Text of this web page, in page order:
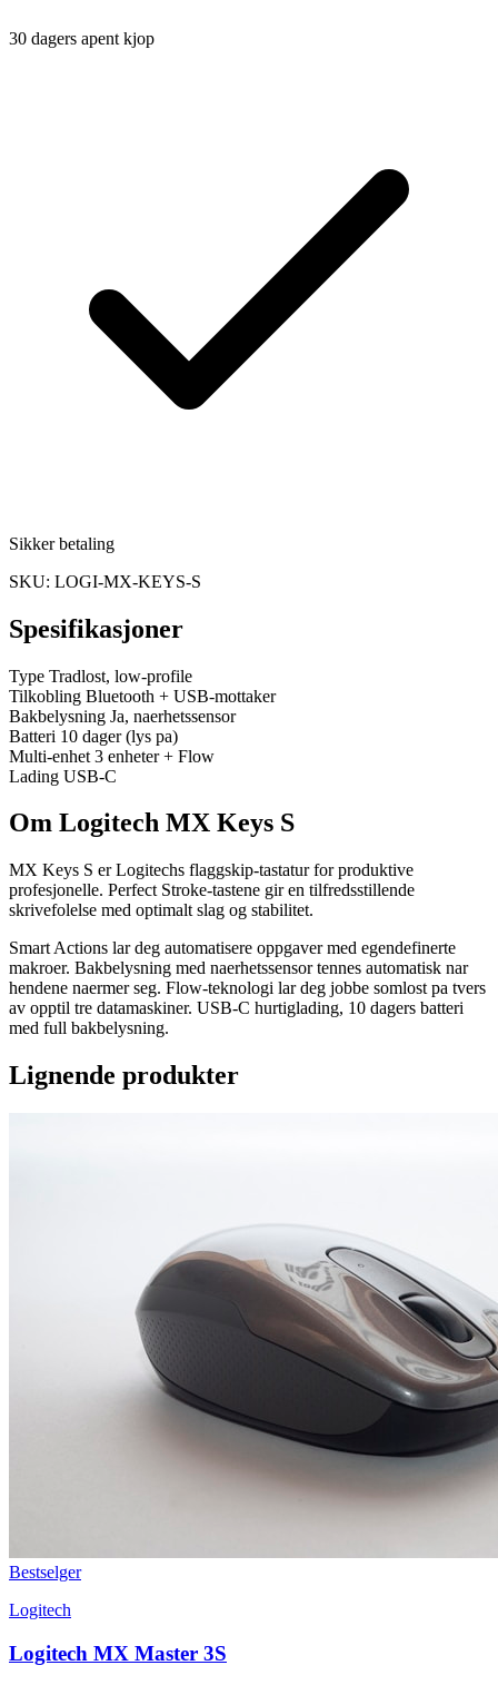
30 dagers apent kjop
Sikker betaling
SKU: LOGI-MX-KEYS-S
Spesifikasjoner
Type Tradlost, low-profile
Tilkobling Bluetooth + USB-mottaker
Bakbelysning Ja, naerhetssensor
Batteri 10 dager (lys pa)
Multi-enhet 3 enheter + Flow
Lading USB-C
Om Logitech MX Keys S
MX Keys S er Logitechs flaggskip-tastatur for produktive
profesjonelle. Perfect Stroke-tastene gir en tilfredsstillende
skrivefolelse med optimalt slag og stabilitet.
Smart Actions lar deg automatisere oppgaver med egendefinerte
makroer. Bakbelysning med naerhetssensor tennes automatisk nar
hendene naermer seg. Flow-teknologi lar deg jobbe somlost pa tvers
av opptil tre datamaskiner. USB-C hurtiglading, 10 dagers batteri
med full bakbelysning.
Lignende produkter
Bestselger
Logitech
Logitech MX Master 3S